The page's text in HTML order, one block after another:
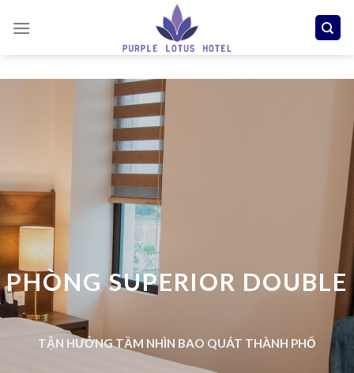
PHÒNG SUPERIOR DOUBLE
TẬN HƯỞNG TẦM NHÌN BAO QUÁT THÀNH PHỐ